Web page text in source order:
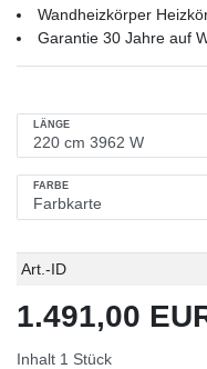
Wandheizkörper
Garantie 30 Jahre auf
LÄNGE
FARBE
Technisches
Wert
Art.-ID
1.491,00
Inhalt 1 Stück